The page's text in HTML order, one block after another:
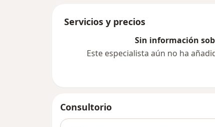
Servicios y precios
Sin información
Este especialista aún no ha
Consultorio